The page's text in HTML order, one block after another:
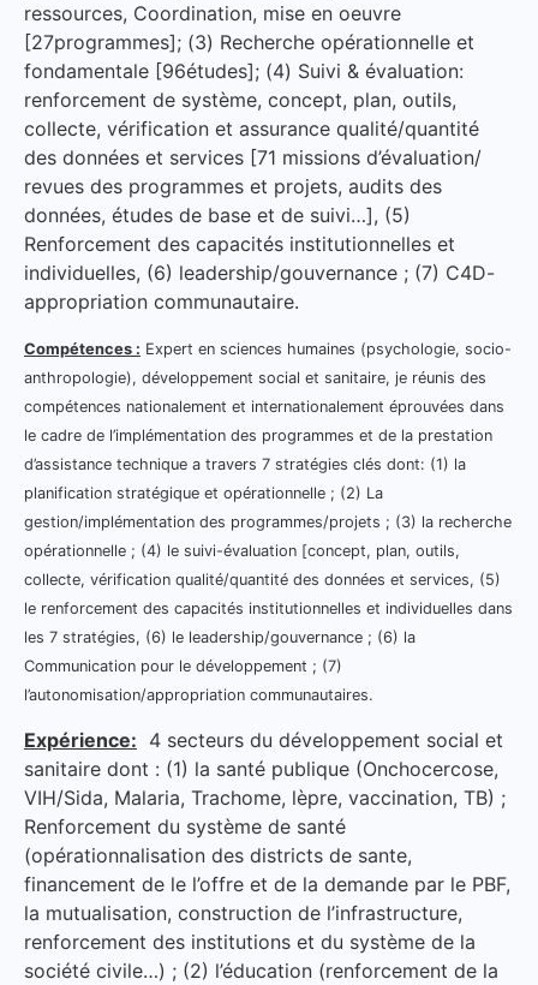
ressources, Coordination, mise en oeuvre
[27programmes]; (3) Recherche opérationnelle et
fondamentale [96études]; (4) Suivi & évaluation:
renforcement de système, concept, plan, outils,
collecte, vérification et assurance qualité/quantité
des données et services [71 missions d’évaluation/
revues des programmes et projets, audits des
données, études de base et de suivi…], (5)
Renforcement des capacités institutionnelles et
individuelles, (6) leadership/gouvernance ; (7) C4D-
appropriation communautaire.
Compétences : Expert en sciences humaines (psychologie, socio-
anthropologie), développement social et sanitaire, je réunis des
compétences nationalement et internationalement éprouvées dans
le cadre de l’implémentation des programmes et de la prestation
d’assistance technique a travers 7 stratégies clés dont: (1) la
planification stratégique et opérationnelle ; (2) La
gestion/implémentation des programmes/projets ; (3) la recherche
opérationnelle ; (4) le suivi-évaluation [concept, plan, outils,
collecte, vérification qualité/quantité des données et services, (5)
le renforcement des capacités institutionnelles et individuelles dans
les 7 stratégies, (6) le leadership/gouvernance ; (6) la
Communication pour le développement ; (7)
l’autonomisation/appropriation communautaires.
Expérience: 4 secteurs du développement social et
sanitaire dont : (1) la santé publique (Onchocercose,
VIH/Sida, Malaria, Trachome, lèpre, vaccination, TB) ;
Renforcement du système de santé
(opérationnalisation des districts de sante,
financement de le l’offre et de la demande par le PBF,
la mutualisation, construction de l’infrastructure,
renforcement des institutions et du système de la
société civile…) ; (2) l’éducation (renforcement de la